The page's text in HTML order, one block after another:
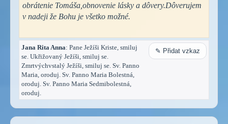
obrátenie Tomáša,obnovenie lásky a dôvery.Dôverujem
v nadeji že Bohu je všetko možné.
Jana Rita Anna: Pane Ježíši Kriste, smiluj
se. Ukřižovaný Ježíši, smiluj se.
Zmrtvýchvstalý Ježíši, smiluj se. Sv. Panno
Maria, oroduj. Sv. Panno Maria Bolestná,
oroduj. Sv. Panno Maria Sedmibolestná,
oroduj.
✎ Přidat vzkaz